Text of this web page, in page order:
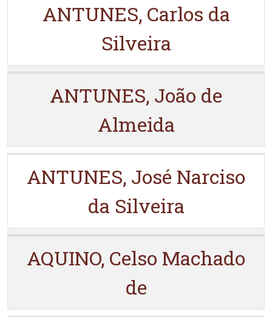
ANTUNES, Carlos da
Silveira
ANTUNES, João de
Almeida
ANTUNES, José Narciso
da Silveira
AQUINO, Celso Machado
de